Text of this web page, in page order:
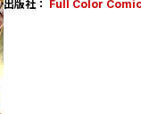
出版社： Full Color